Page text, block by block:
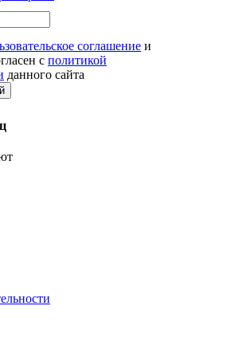
соглашение и
с политикой
данного сайта